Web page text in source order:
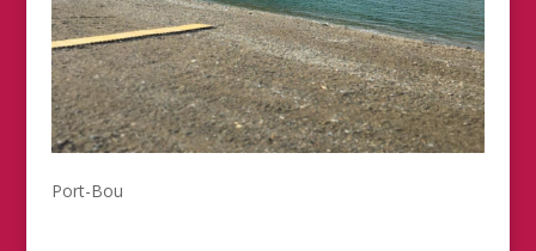
Port-Bou